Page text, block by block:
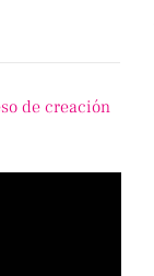
de creación